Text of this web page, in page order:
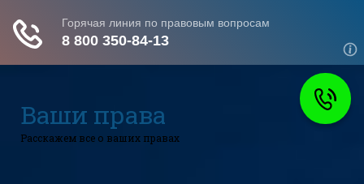
Ваши права
Расскажем все о ваших правах